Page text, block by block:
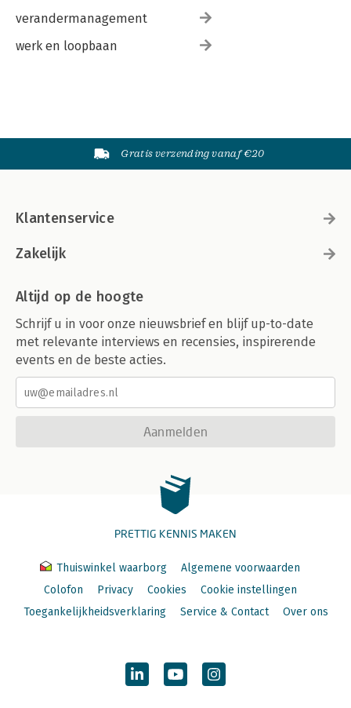
verandermanagement
werk en loopbaan
Gratis verzending vanaf €20
Klantenservice
Zakelijk
Altijd op de hoogte
Schrijf u in voor onze nieuwsbrief en blijf up-to-date
met relevante interviews en recensies, inspirerende
events en de beste acties.
Aanmelden
PRETTIG KENNIS MAKEN
Thuiswinkel waarborg
Algemene voorwaarden
Colofon
Privacy Cookies
Cookie instellingen
Toegankelijkheidsverklaring
Service & Contact Over ons